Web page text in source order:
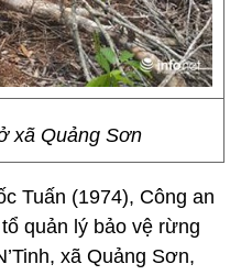
xã Quảng Sơn
Tuấn (1974), Công an
quản lý bảo vệ rừng
xã Quảng Sơn,